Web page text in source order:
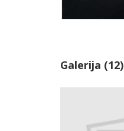
Galerija (12)